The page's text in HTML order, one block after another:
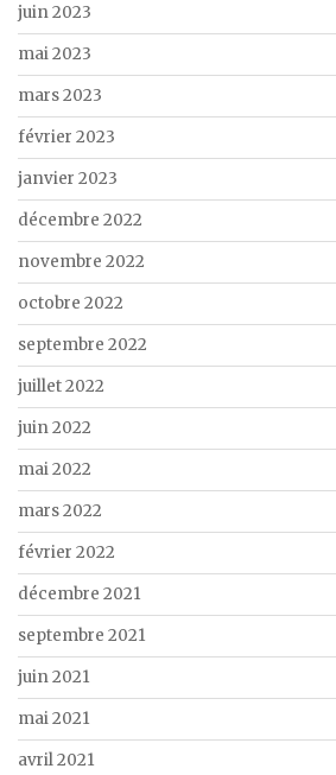
juin 2023
mai 2023
mars 2023
février 2023
janvier 2023
décembre 2022
novembre 2022
octobre 2022
septembre 2022
juillet 2022
juin 2022
mai 2022
mars 2022
février 2022
décembre 2021
septembre 2021
juin 2021
mai 2021
avril 2021